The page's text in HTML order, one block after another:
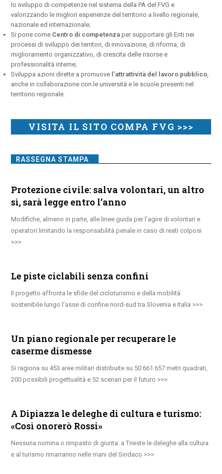
lo sviluppo di competenze nel sistema della PA del FVG e
valorizzando le migliori esperienze del territorio a livello regionale,
nazionale ed internazionale;
Si pone come Centro di competenza per supportare gli Enti nei
processi di sviluppo dei territori, di innovazione, di riforma, di
miglioramento organizzativo, di crescita delle risorse e
professionalità interne;
Sviluppa azioni dirette a promuove l’attrattività del lavoro pubblico
anche in collaborazione con le università e le scuole presenti nel
territorio regionale.
VISITA IL SITO COMPA FVG >>>
RASSEGNA STAMPA
Protezione civile: salva volontari, un altro
sì, sarà legge entro l’anno
Modifiche, almeno in parte, alle linee guida per l’agire di volontari e
operatori limitando la responsabilità penale in caso di reati colposi
Le piste ciclabili senza confini
Il progetto affronta le sfide del cicloturismo e della mobilità
sostenibile lungo l’asse di confine nord-sud tra Slovenia e Italia
Un piano regionale per recuperare le
caserme dismesse
Si ragiona su 453 aree militari distribuite su 50.661.657 metri quadrati,
200 possibili progettualità e 52 scenari per il futuro
A Dipiazza le deleghe di cultura e turismo:
«Così onorerò Rossi»
Nessuna nomina o rimpasto di giunta: a Trieste le deleghe alla cultura
e al turismo rimarranno nelle mani del Sindaco